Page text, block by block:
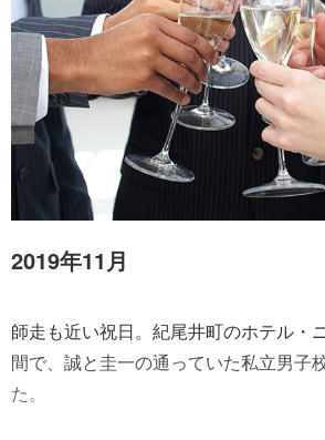
2019年11月
師走も近い祝日。紀尾井町のホテル・
間で、誠と圭一の通っていた私立男子
た。